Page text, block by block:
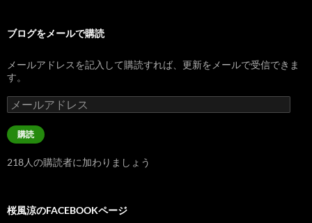
ブログをメールで購読
メールアドレスを記入して購読すれば、更新をメールで受信できま
す。
メ
ー
ル
ア
レ
購読
218人の購読者に加わりましょう
桜風涼のFACEBOOKページ